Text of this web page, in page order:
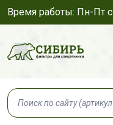
Время работы: Пн-Пт